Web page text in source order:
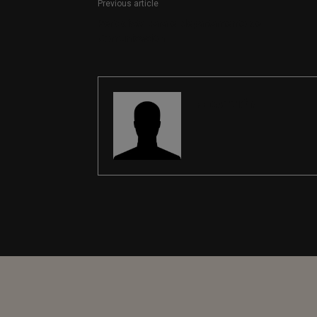
Previous article